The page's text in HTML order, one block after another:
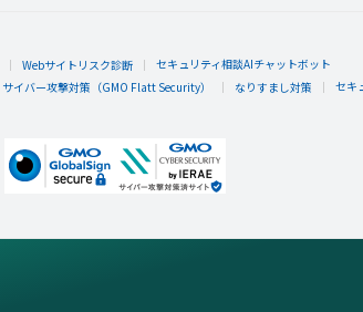
Webサイトリスク診断
セキュリティ相談AIチャットボット
サイバー攻撃対策（GMO Flatt Security） なりすまし対策 セキ